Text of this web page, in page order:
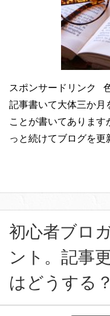
スポンサードリンク
記事書いて大体三か月
ことが書いてありま
っと続けてブログを
初心者ブロ
ント。記事
はどうする？